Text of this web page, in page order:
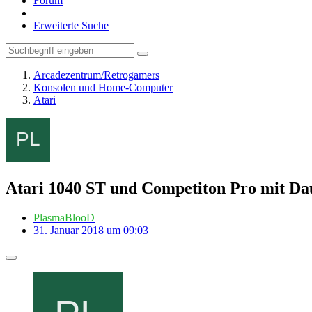
Erweiterte Suche
Arcadezentrum/Retrogamers
Konsolen und Home-Computer
Atari
Atari 1040 ST und Competiton Pro mit
PlasmaBlooD
31. Januar 2018 um 09:03